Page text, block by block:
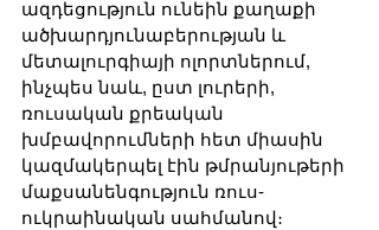
ազդեցություն ունեին քաղաքի
ածխարդյունաբերության և
մետալուրգիայի ոլորտներում,
ինչպես նաև, ըստ լուրերի,
ռուսական քրեական
խմբավորումների հետ միասին
կազմակերպել էին թմրանյութերի
մաքսանենգություն ռուս-
ուկրաինական սահմանով։